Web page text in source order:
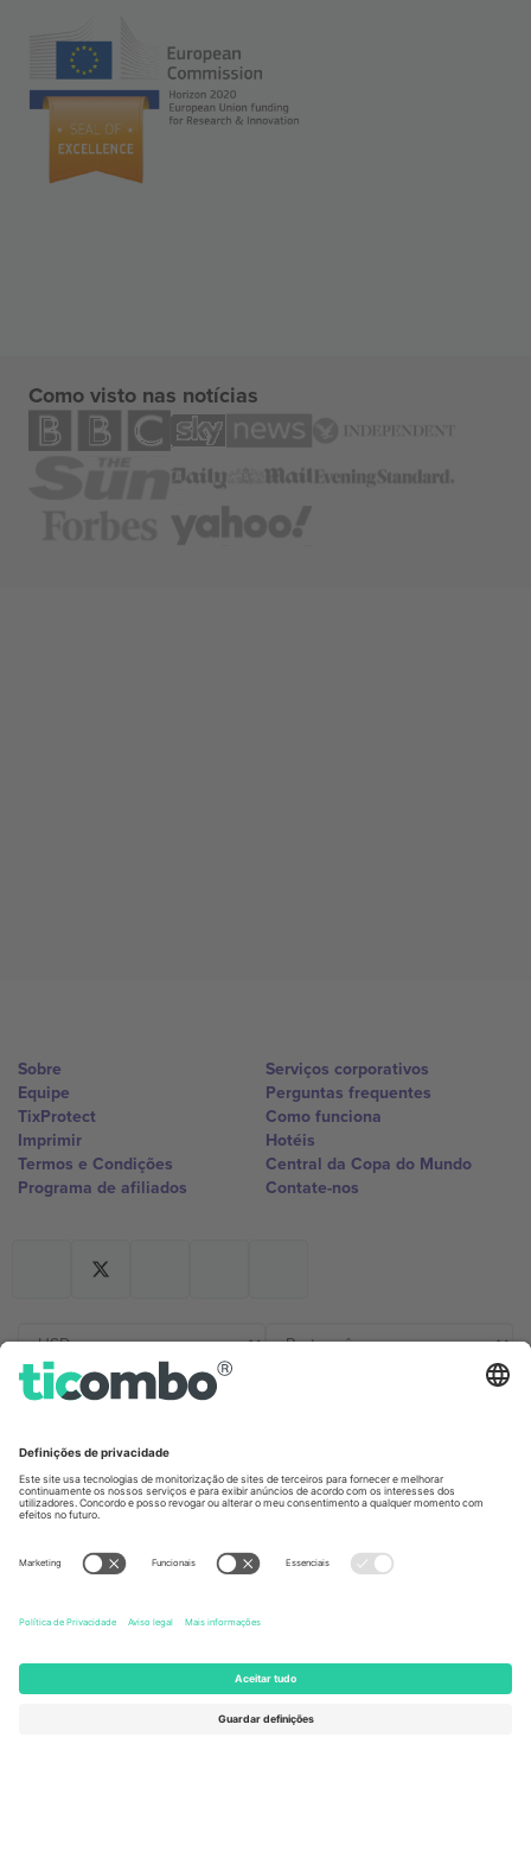
Como visto nas notícias
Sobre
Equipe
TixProtect
Imprimir
Termos e Condições
Programa de afiliados
Serviços corporativos
Perguntas frequentes
Como funciona
Hotéis
Central da Copa do Mundo
Contate-nos
Germany
Unter den Linden 24, 10117
United Kingdom
167 City Road, London, Greater
Kingdom
United States
Newark, Delaware 19713, United
States
Engelberg, Switzerland